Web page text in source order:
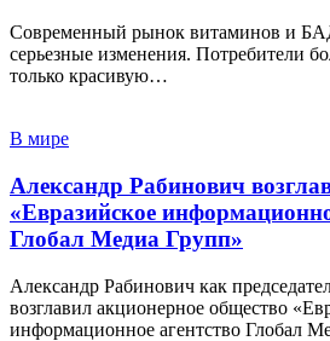
Современный рынок витаминов и
серьезные изменения. Потребители
только красивую…
В мире
Александр Рабинович
«Евразийское
Глобал Медиа Групп»
Александр Рабинович как
возглавил акционерное общество
информационное агентство Глобал